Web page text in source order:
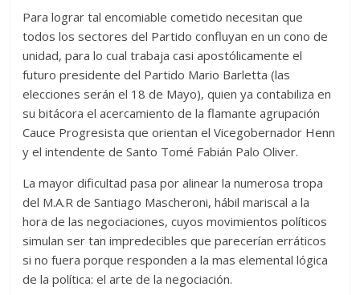
Para lograr tal encomiable cometido necesitan que
todos los sectores del Partido confluyan en un cono de
unidad, para lo cual trabaja casi apostólicamente el
futuro presidente del Partido Mario Barletta (las
elecciones serán el 18 de Mayo), quien ya contabiliza en
su bitácora el acercamiento de la flamante agrupación
Cauce Progresista que orientan el Vicegobernador Henn
y el intendente de Santo Tomé Fabián Palo Oliver.
La mayor dificultad pasa por alinear la numerosa tropa
del M.A.R de Santiago Mascheroni, hábil mariscal a la
hora de las negociaciones, cuyos movimientos políticos
simulan ser tan impredecibles que parecerían erráticos
si no fuera porque responden a la mas elemental lógica
de la política: el arte de la negociación.